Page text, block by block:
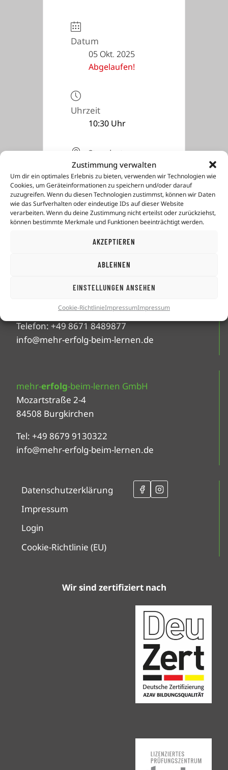
Zustimmung verwalten
Um dir ein optimales Erlebnis zu bieten, verwenden wir Technologien wie
Cookies, um Geräteinformationen zu speichern und/oder darauf
zuzugreifen. Wenn du diesen Technologien zustimmst, können wir Daten
wie das Surfverhalten oder eindeutige IDs auf dieser Website
verarbeiten. Wenn du deine Zustimmung nicht erteilst oder zurückziehst,
können bestimmte Merkmale und Funktionen beeinträchtigt werden.
AKZEPTIEREN
ABLEHNEN
EINSTELLUNGEN ANSEHEN
Cookie-RichtlinieImpressumImpressum
Datum
05 Okt. 2025
Abgelaufen!
Uhrzeit
10:30 Uhr
Standort
Mozartstraße 2-
4, 84508
Burgkirchen
Altöttinger Straße 30
84524 Neuötting
Telefon: +49 8671 8489877
info@mehr-erfolg-beim-lernen.de
mehr-erfolg-beim-lernen GmbH
Mozartstraße 2-4
84508 Burgkirchen
Tel: +49 8679 9130322
info@mehr-erfolg-beim-lernen.de
Datenschutzerklärung
Impressum
Login
Cookie-Richtlinie (EU)
Wir sind zertifiziert nach